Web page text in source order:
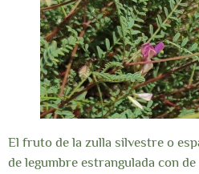
El fruto de la zulla silvestre o
de legumbre estrangulada con